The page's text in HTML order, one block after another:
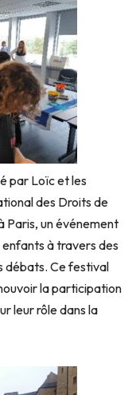
par Loïc et les
des Droits de
Paris, un événement
à travers des
débats. Ce festival
la participation
leur rôle dans la